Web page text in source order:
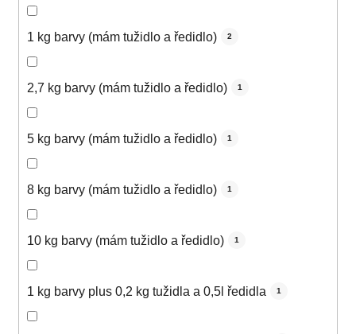
1 kg barvy (mám tužidlo a ředidlo) 2
2,7 kg barvy (mám tužidlo a ředidlo) 1
5 kg barvy (mám tužidlo a ředidlo) 1
8 kg barvy (mám tužidlo a ředidlo) 1
10 kg barvy (mám tužidlo a ředidlo) 1
1 kg barvy plus 0,2 kg tužidla a 0,5l ředidla 1